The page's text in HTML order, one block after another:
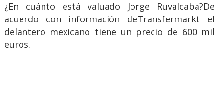
¿En cuánto está valuado Jorge Ruvalcaba?De
acuerdo con información deTransfermarkt el
delantero mexicano tiene un precio de 600 mil
euros.